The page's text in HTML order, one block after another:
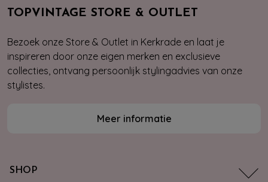
TOPVINTAGE STORE & OUTLET
Bezoek onze Store & Outlet in Kerkrade en laat je
inspireren door onze eigen merken en exclusieve
collecties, ontvang persoonlijk stylingadvies van onze
stylistes.
Meer informatie
SHOP